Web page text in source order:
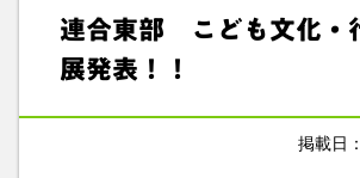
連合東部 こども文化・
展発表！！
掲載日